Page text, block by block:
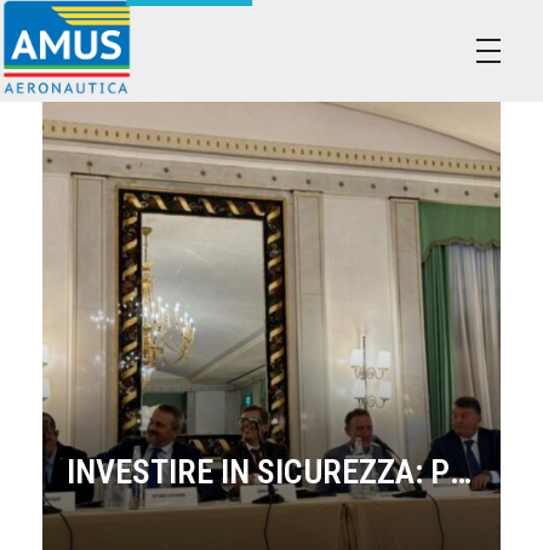
Associazione dei Militari Uniti in Sindacato - AMUS Aeronautica
INVESTIRE IN SICUREZZA: PIU’ TUTELE PER GLI OPERATORI, PIU’ SERVIZI PER I CITTADINI